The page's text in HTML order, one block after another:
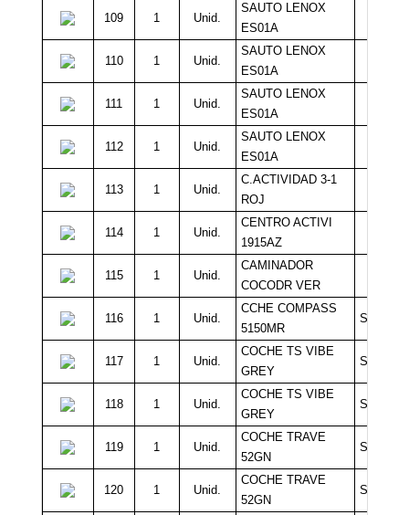
109 1 Unid.
SAUTO LENOX
ES01A
110 1 Unid.
SAUTO LENOX
ES01A
111 1 Unid.
SAUTO LENOX
ES01A
112 1 Unid.
SAUTO LENOX
ES01A
113 1 Unid.
C.ACTIVIDAD 3-1
ROJ
114 1 Unid.
CENTRO ACTIVI
1915AZ
115 1 Unid.
CAMINADOR
COCODR VER
116 1 Unid.
CCHE COMPASS
5150MR
Sin
117 1 Unid.
COCHE TS VIBE
GREY
Sin
118 1 Unid.
COCHE TS VIBE
GREY
Sin
119 1 Unid.
COCHE TRAVE
52GN
Sin
120 1 Unid.
COCHE TRAVE
52GN
Sin